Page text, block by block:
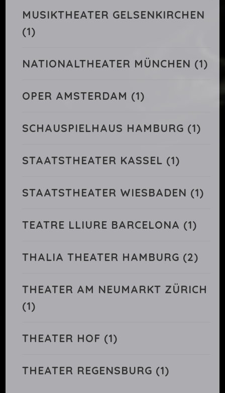
MUSIKTHEATER GELSENKIRCHEN
(1)
NATIONALTHEATER MÜNCHEN (1)
OPER AMSTERDAM (1)
SCHAUSPIELHAUS HAMBURG (1)
STAATSTHEATER KASSEL (1)
STAATSTHEATER WIESBADEN (1)
TEATRE LLIURE BARCELONA (1)
THALIA THEATER HAMBURG (2)
THEATER AM NEUMARKT ZÜRICH
(1)
THEATER HOF (1)
THEATER REGENSBURG (1)